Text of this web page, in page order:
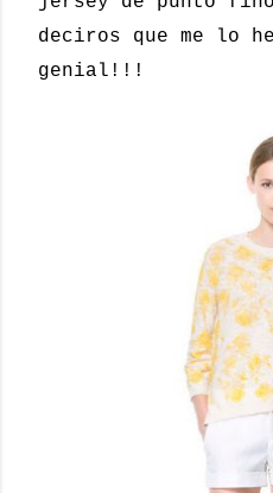
deciros que me lo
genial!!!